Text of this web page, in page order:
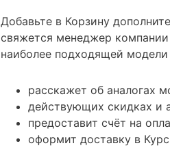
Добавьте в Корзину
свяжется менеджер
наиболее подходящей
расскажет об аналогах
действующих скидках и
предоставит счёт на
оформит доставку в